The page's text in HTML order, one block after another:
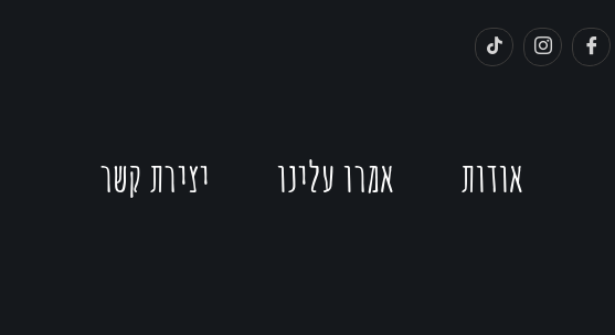
אודות אמרו עלינו יצירת קשר